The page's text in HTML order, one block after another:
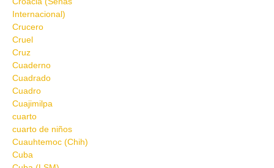
Internacional)
Crucero
Cruel
Cruz
Cuaderno
Cuadrado
Cuadro
Cuajimilpa
cuarto
cuarto de niños
Cuauhtemoc (Chih)
Cuba